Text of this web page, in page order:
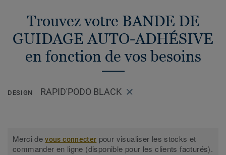
Trouvez votre BANDE DE
GUIDAGE AUTO-ADHÉSIVE
en fonction de vos besoins
DESIGN RAPID'PODO BLACK
Merci devous connecter pour visualiser les stocks et
commander en ligne (disponible pour les clients facturés).